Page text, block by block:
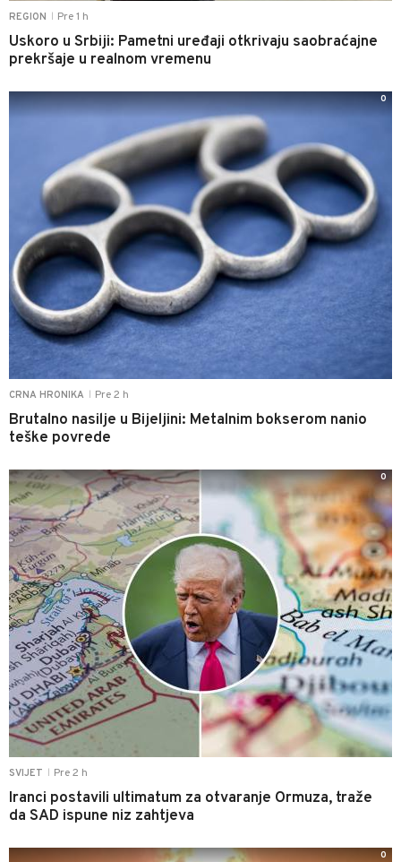
REGION Pre 1 h
Uskoro u Srbiji: Pametni uređaji otkrivaju saobraćajne
prekršaje u realnom vremenu
CRNA HRONIKA Pre 2 h
Brutalno nasilje u Bijeljini: Metalnim bokserom nanio
teške povrede
0
SVIJET Pre 2 h
Iranci postavili ultimatum za otvaranje Ormuza, traže
da SAD ispune niz zahtjeva
0
0